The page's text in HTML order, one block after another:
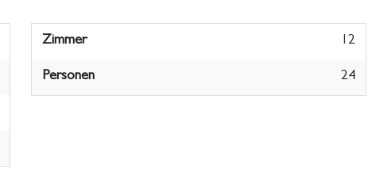
Zimmer 12
Personen 24